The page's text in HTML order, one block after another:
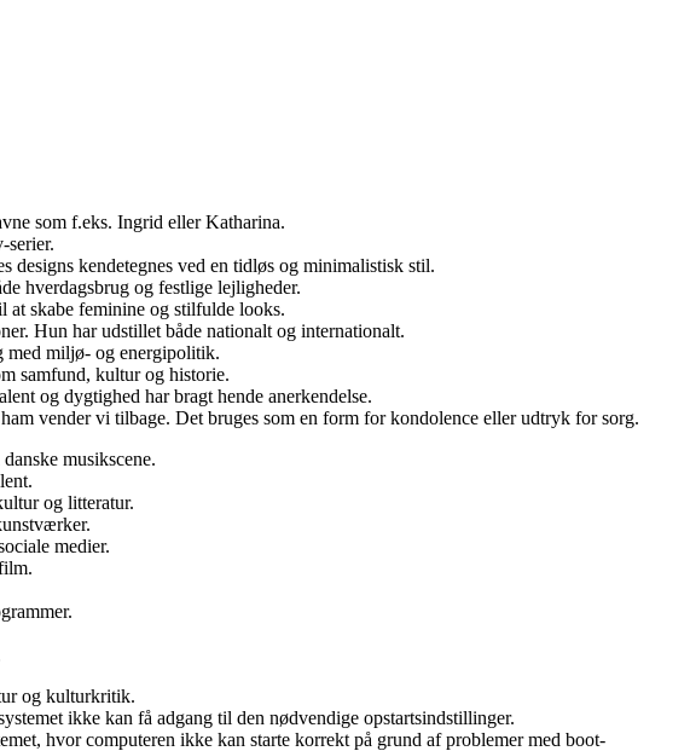
som f.eks. Ingrid eller Katharina.
serier.
designs kendetegnes ved en tidløs og minimalistisk stil.
hverdagsbrug og festlige lejligheder.
at skabe feminine og stilfulde looks.
Hun har udstillet både nationalt og internationalt.
med miljø- og energipolitik.
samfund, kultur og historie.
og dygtighed har bragt hende anerkendelse.
vender vi tilbage. Det bruges som en form for kondolence eller udtryk for sorg.
musikscene.
og litteratur.
medier.
og kulturkritik.
ikke kan få adgang til den nødvendige opstartsindstillinger.
hvor computeren ikke kan starte korrekt på grund af problemer med boot-